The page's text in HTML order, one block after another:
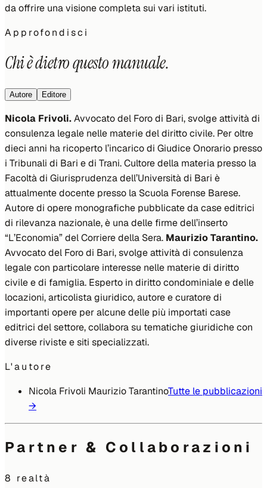
da offrire una visione completa sui vari istituti.
Approfondisci
Chi è dietro questo manuale.
Autore Editore
Nicola Frivoli.Avvocato del Foro di Bari, svolge attività di
consulenza legale nelle materie del diritto civile. Per oltre
dieci anni ha ricoperto l’incarico di Giudice Onorario presso
i Tribunali di Bari e di Trani. Cultore della materia presso la
Facoltà di Giurisprudenza dell’Università di Bari è
attualmente docente presso la Scuola Forense Barese.
Autore di opere monografiche pubblicate da case editrici
di rilevanza nazionale, è una delle firme dell’inserto
“L’Economia” del Corriere della Sera. Maurizio Tarantino.
Avvocato del Foro di Bari, svolge attività di consulenza
legale con particolare interesse nelle materie di diritto
civile e di famiglia. Esperto in diritto condominiale e delle
locazioni, articolista giuridico, autore e curatore di
importanti opere per alcune delle più importati case
editrici del settore, collabora su tematiche giuridiche con
diverse riviste e siti specializzati.
L'autore
Nicola Frivoli Maurizio TarantinoTutte le pubblicazioni
→
Partner & Collaborazioni
8 realtà